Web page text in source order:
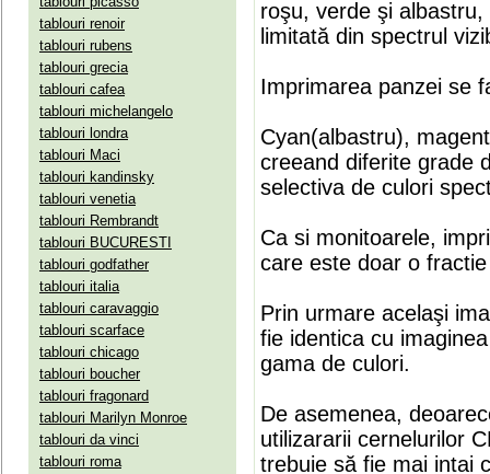
tablouri renoir
tablouri rubens
tablouri grecia
tablouri cafea
tablouri michelangelo
tablouri londra
tablouri Maci
tablouri kandinsky
tablouri venetia
tablouri Rembrandt
tablouri BUCURESTI
tablouri godfather
tablouri italia
tablouri caravaggio
tablouri scarface
tablouri chicago
tablouri boucher
tablouri fragonard
tablouri Marilyn Monroe
tablouri da vinci
tablouri roma
roşu, verde şi
limitată din spectrul
Imprimarea panzei se
Cyan(albastru),
creeand diferite grade
selectiva de culori
Ca si monitoarele,
care este doar o
Prin urmare acelaşi
fie identica cu
gama de culori.
De asemenea,
utilizararii cernelurilor
trebuie să fie mai intai